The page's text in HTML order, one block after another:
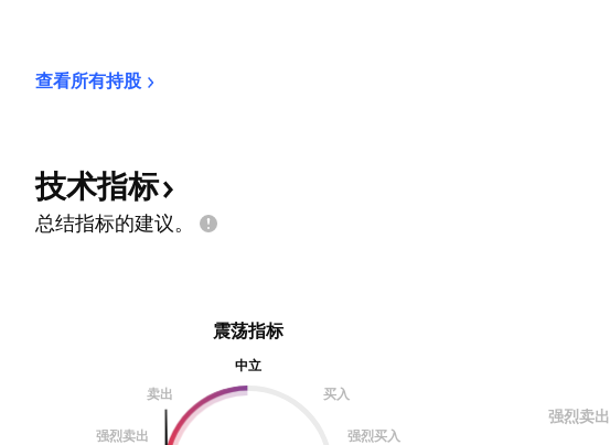
查看所有持股
技术指标
总结指标的建议。
震荡指标
中立
卖出
买入
强烈卖出 强烈买入
强烈卖出